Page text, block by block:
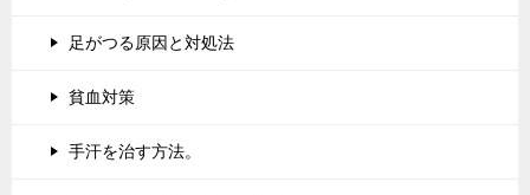
足がつる原因と対処法
貧血対策
手汗を治す方法。